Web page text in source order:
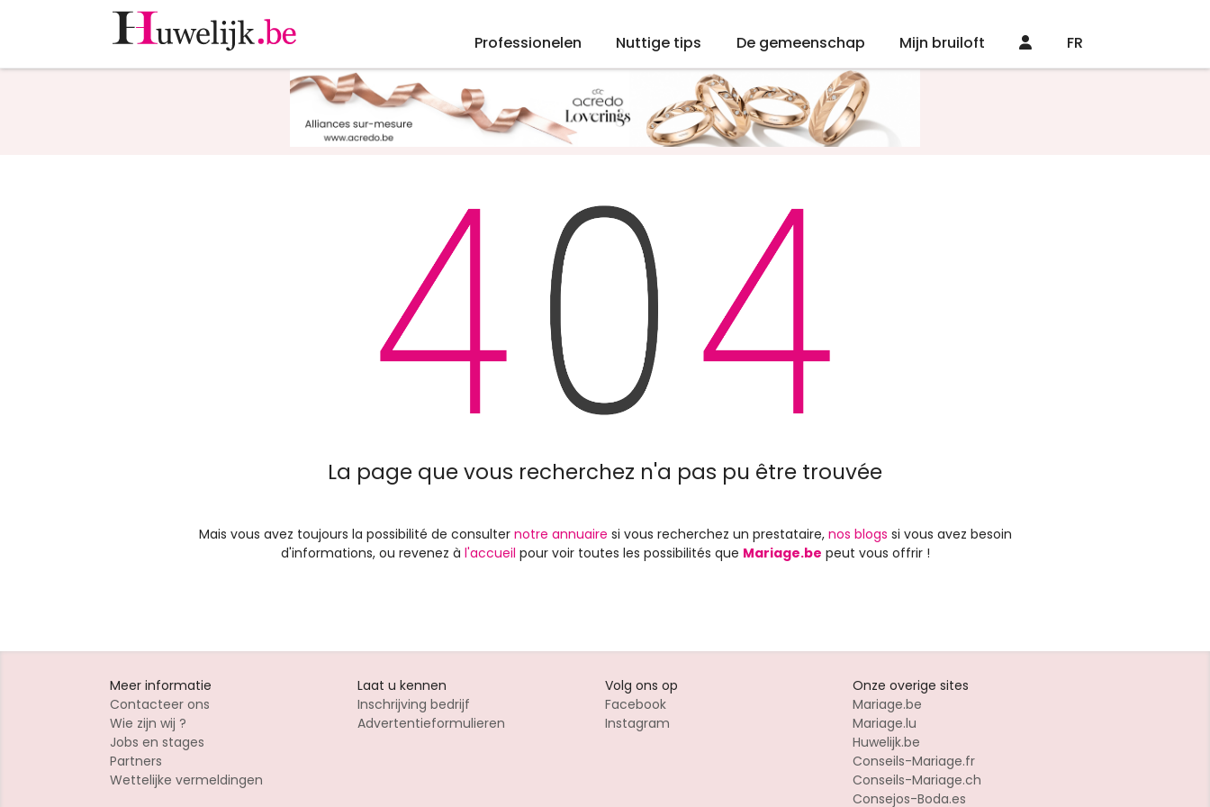
Professionelen Nuttige tips De gemeenschap Mijn bruiloft FR
La page que vous recherchez n'a pas pu être trouvée
Mais vous avez toujours la possibilité de consulter notre annuaire si vous recherchez un prestataire, nos blogs si vous avez besoin
d'informations, ou revenez à l'accueil pour voir toutes les possibilités que Mariage.be peut vous offrir !
Meer informatie
Contacteer ons
Wie zijn wij ?
Jobs en stages
Partners
Wettelijke vermeldingen
Laat u kennen
Inschrijving bedrijf
Advertentieformulieren
Volg ons op
Facebook
Instagram
Onze overige sites
Mariage.be
Mariage.lu
Huwelijk.be
Conseils-Mariage.fr
Conseils-Mariage.ch
Consejos-Boda.es